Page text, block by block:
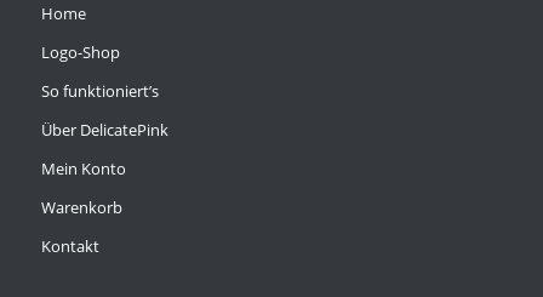
Home
Logo-Shop
So funktioniert’s
Über DelicatePink
Mein Konto
Warenkorb
Kontakt